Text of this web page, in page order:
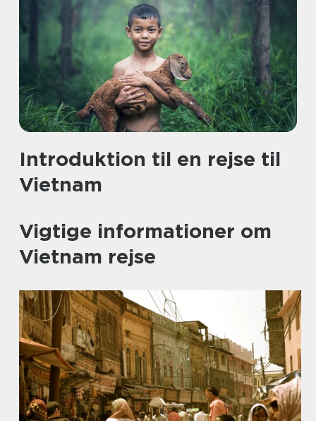
Introduktion til en rejse til
Vietnam
Vigtige informationer om
Vietnam rejse